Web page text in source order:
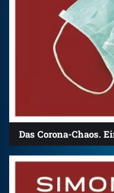
Das Corona-Chaos.